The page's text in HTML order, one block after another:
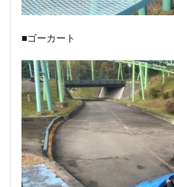
■ゴーカート